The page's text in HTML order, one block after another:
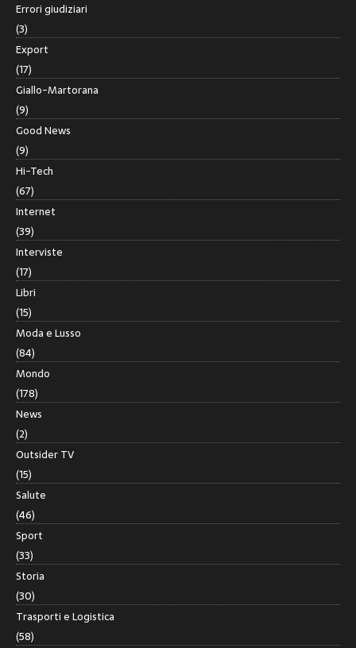
Errori giudiziari
(3)
Export
(17)
Giallo-Martorana
(9)
Good News
(9)
Hi-Tech
(67)
Internet
(39)
Interviste
(17)
Libri
(15)
Moda e Lusso
(84)
Mondo
(178)
News
(2)
Outsider TV
(15)
Salute
(46)
Sport
(33)
Storia
(30)
Trasporti e Logistica
(58)